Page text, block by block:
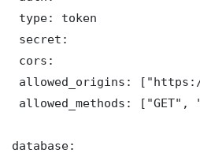
type: token
secret:
cors:
allowed_origins: ["https://
allowed_methods: ["GET",
database: